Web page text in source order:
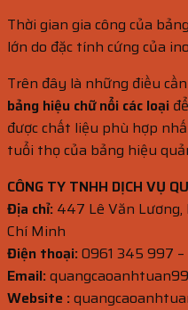
Thời gian gia công của
lớn do đặc tính cứng của
Trên đây là những điều
bảng hiệu chữ nổi các loại
được chất liệu phù hợp
tuổi thọ của bảng hiệu
CÔNG TY TNHH DỊCH VỤ
Địa chỉ: 447 Lê Văn Lương,
Chí Minh
Điện thoại:0961 345 997
Email:
Website :